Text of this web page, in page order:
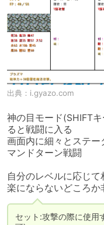
出典： i.gyazo.com
神の目モード(SHIFT
ると戦闘に入る
画面内に細々とステー
マンドターン戦闘
自分のレベルに応じて
楽にならないどころか
セット:攻撃の際に使用